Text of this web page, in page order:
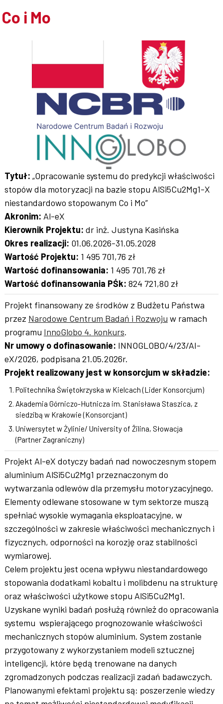
Co i Mo
Tytuł: „Opracowanie systemu do predykcji właściwości
stopów dla motoryzacji na bazie stopu AlSi5Cu2Mg1-X
niestandardowo stopowanym Co i Mo”
Akronim: Al-eX
Kierownik Projektu: dr inż. Justyna Kasińska
Okres realizacji: 01.06.2026-31.05.2028
Wartość Projektu: 1 495 701,76 zł
Wartość dofinansowania: 1 495 701,76 zł
Wartość dofinansowania PŚk: 824 721,80 zł
Projekt finansowany ze środków z Budżetu Państwa
przez Narodowe Centrum Badań i Rozwoju w ramach
programu InnoGlobo 4. konkurs.
Nr umowy o dofinasowanie: INNOGLOBO/4/23/AI-
eX/2026, podpisana 21.05.2026r.
Projekt realizowany jest w konsorcjum w składzie:
Politechnika Świętokrzyska w Kielcach (Lider Konsorcjum)
Akademia Górniczo-Hutnicza im. Stanisława Staszica, z
siedzibą w Krakowie (Konsorcjant)
Uniwersytet w Żylinie/ University of Žilina, Słowacja
(Partner Zagraniczny)
Projekt Al-eX dotyczy badań nad nowoczesnym stopem
aluminium AlSi5Cu2Mg1 przeznaczonym do
wytwarzania odlewów dla przemysłu motoryzacyjnego.
Elementy odlewane stosowane w tym sektorze muszą
spełniać wysokie wymagania eksploatacyjne, w
szczególności w zakresie właściwości mechanicznych i
fizycznych, odporności na korozję oraz stabilności
wymiarowej.
Celem projektu jest ocena wpływu niestandardowego
stopowania dodatkami kobaltu i molibdenu na strukturę
oraz właściwości użytkowe stopu AlSi5Cu2Mg1.
Uzyskane wyniki badań posłużą również do opracowania
systemu wspierającego prognozowanie właściwości
mechanicznych stopów aluminium. System zostanie
przygotowany z wykorzystaniem modeli sztucznej
inteligencji, które będą trenowane na danych
zgromadzonych podczas realizacji zadań badawczych.
Planowanymi efektami projektu są: poszerzenie wiedzy